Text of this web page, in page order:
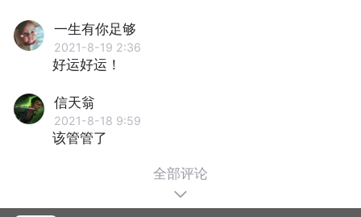
一生有你足够
2021-8-19 2:36
好运好运！
信天翁
2021-8-18 9:59
该管管了
全部评论